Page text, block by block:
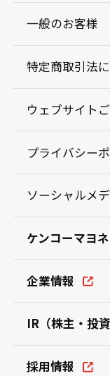
一般のお客様
特定商取引法
ウェブサイト
プライバシー
ソーシャルメ
ケンコーマヨ
企業情報
IR（株主・投資
採用情報